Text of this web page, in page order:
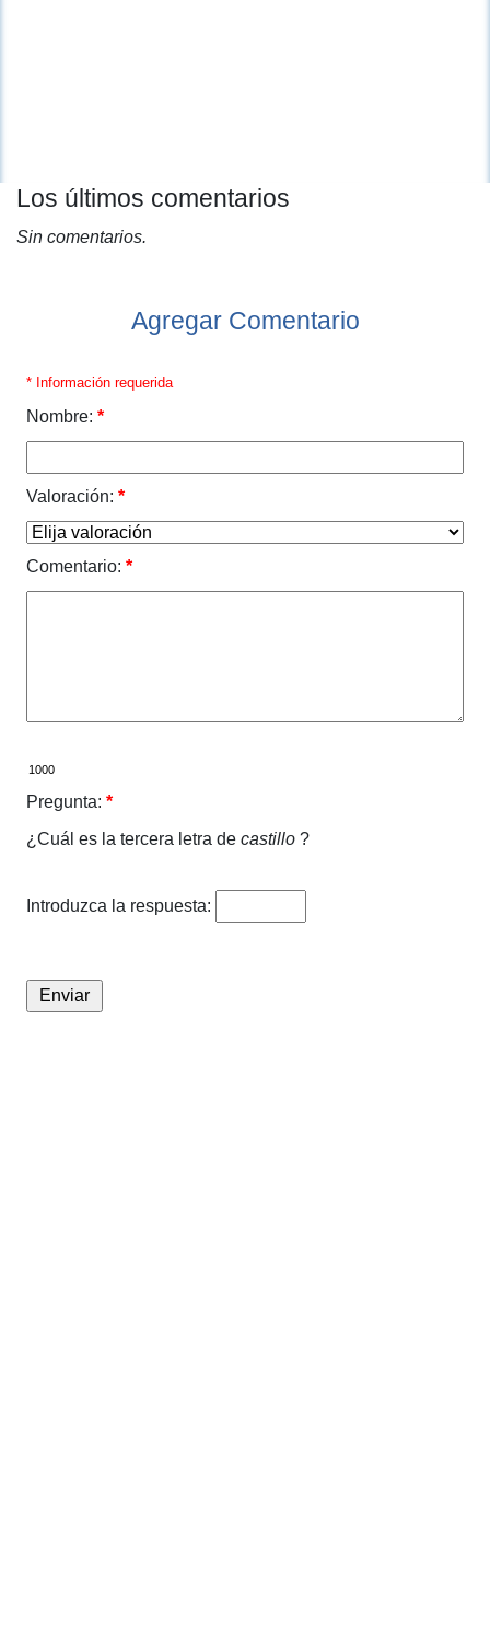
Los últimos comentarios
Sin comentarios.
Agregar Comentario
* Información requerida
Nombre: *
Valoración: *
Comentario: *
Pregunta: *
¿Cuál es la tercera letra de castillo ?
Introduzca la respuesta: